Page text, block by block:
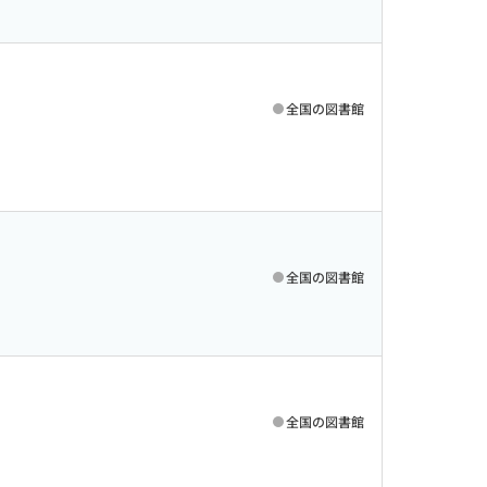
全国の図書館
全国の図書館
全国の図書館